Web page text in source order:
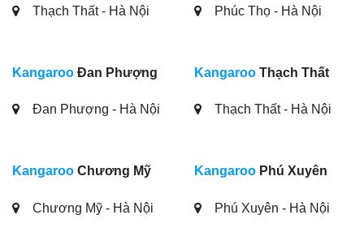
Thạch Thất - Hà Nội Phúc Thọ - Hà Nội
Kangaroo Đan Phượng
Đan Phượng - Hà Nội
Kangaroo Thạch Thất
Thạch Thất - Hà Nội
Kangaroo Chương Mỹ
Chương Mỹ - Hà Nội
Kangaroo Phú Xuyên
Phú Xuyên - Hà Nội